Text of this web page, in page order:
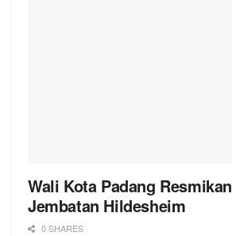
Wali Kota Padang Resmikan
Jembatan Hildesheim
0 SHARES